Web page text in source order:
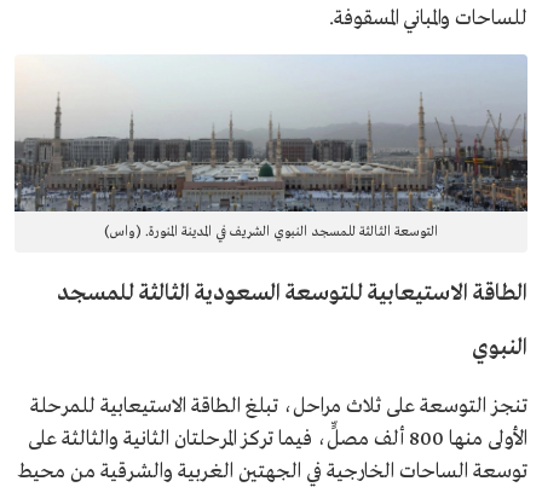
للساحات والمباني المسقوفة.
التوسعة الثالثة للمسجد النبوي الشريف في المدينة المنورة. (واس)
الطاقة الاستيعابية للتوسعة السعودية الثالثة للمسجد
النبوي
تنجز التوسعة على ثلاث مراحل، تبلغ الطاقة الاستيعابية للمرحلة
الأولى منها 800 ألف مصلٍّ، فيما تركز المرحلتان الثانية والثالثة على
توسعة الساحات الخارجية في الجهتين الغربية والشرقية من محيط